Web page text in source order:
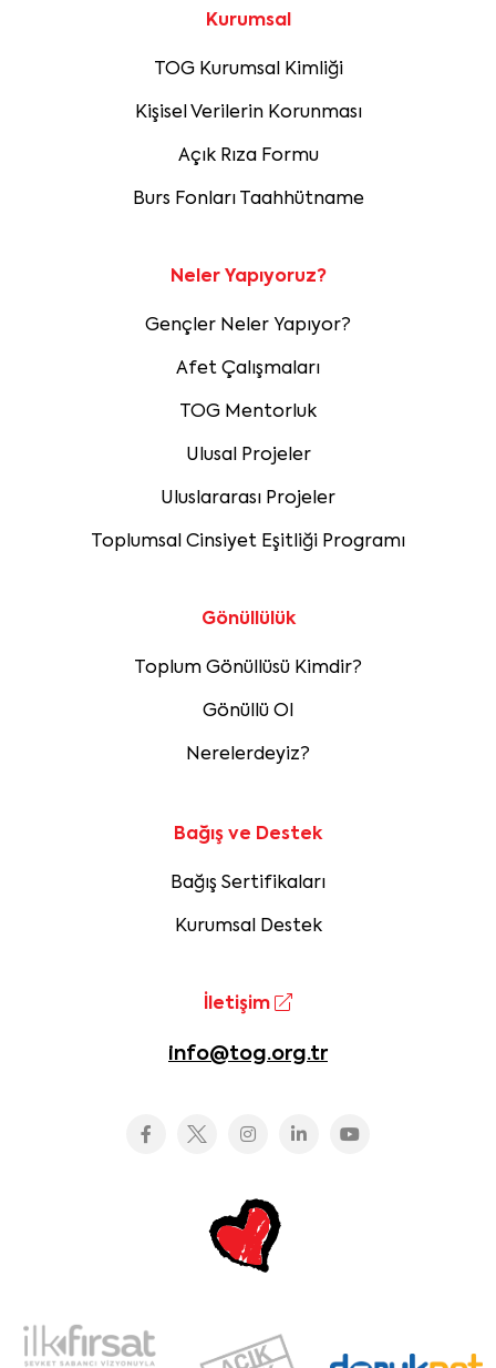
Kurumsal
TOG Kurumsal Kimliği
Kişisel Verilerin Korunması
Açık Rıza Formu
Burs Fonları Taahhütname
Neler Yapıyoruz?
Gençler Neler Yapıyor?
Afet Çalışmaları
TOG Mentorluk
Ulusal Projeler
Uluslararası Projeler
Toplumsal Cinsiyet Eşitliği Programı
Gönüllülük
Toplum Gönüllüsü Kimdir?
Gönüllü Ol
Nerelerdeyiz?
Bağış ve Destek
Bağış Sertifikaları
Kurumsal Destek
İletişim
info@tog.org.tr